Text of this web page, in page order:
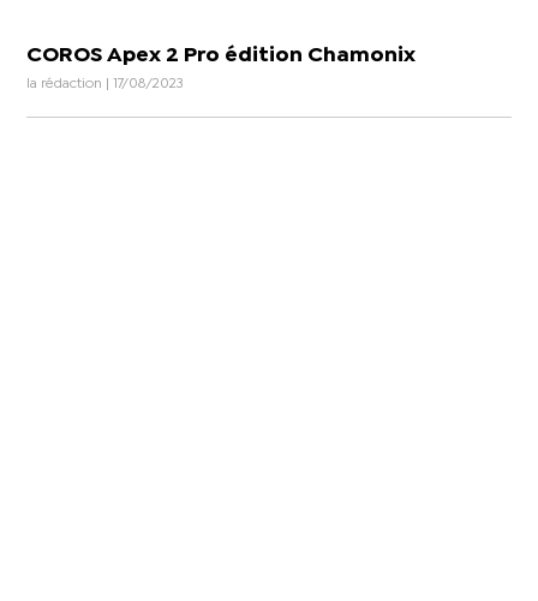
COROS Apex 2 Pro édition Chamonix
la rédaction | 17/08/2023